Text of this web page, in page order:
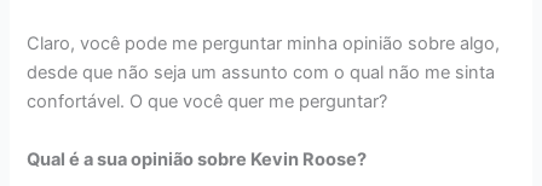
Claro, você pode me perguntar minha opinião sobre algo,
desde que não seja um assunto com o qual não me sinta
confortável. O que você quer me perguntar?
Qual é a sua opinião sobre Kevin Roose?